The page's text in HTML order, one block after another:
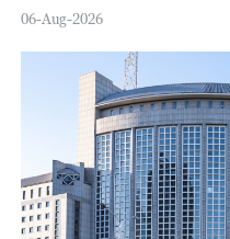
06-Aug-2026